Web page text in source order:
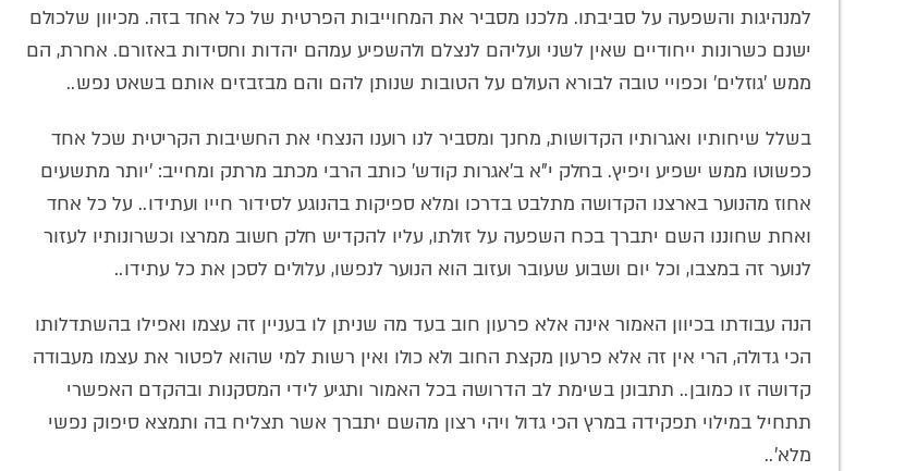
למנהיגות והשפעה על סביבתו. מלכנו מסביר את המחוייבות הפרטית של כל אחד בזה. מכיוון שלכולם
ישנם כשרונות ייחודיים שאין לשני ועליהם לנצלם ולהשפיע עמהם יהדות וחסידות באזורם. אחרת, הם
ממש 'גוזלים' וכפויי טובה לבורא העולם על הטובות שנותן להם והם מבזבזים אותם בשאט נפש..
בשלל שיחותיו ואגרותיו הקדושות, מחנך ומסביר לנו רוענו הנצחי את החשיבות הקריטית שכל אחד
כפשוטו ממש ישפיע ויפיץ. בחלק י"א ב'אגרות קודש' כותב הרבי מכתב מרתק ומחייב: 'יותר מתשעים
אחוז מהנוער בארצנו הקדושה מתלבט בדרכו ומלא ספיקות בהנוגע לסידור חייו ועתידו.. על כל אחד
ואחת שחוננו השם יתברך בכח השפעה על זולתו, עליו להקדיש חלק חשוב ממרצו וכשרונותיו לעזור
לנוער זה במצבו, וכל יום ושבוע שעובר ועזוב הוא הנוער לנפשו, עלולים לסכן את כל עתידו..
הנה עבודתו בכיוון האמור אינה אלא פרעון חוב בעד מה שניתן לו בעניין זה עצמו ואפילו בהשתדלותו
הכי גדולה, הרי אין זה אלא פרעון מקצת החוב ולא כולו ואין רשות למי שהוא לפטור את עצמו מעבודה
קדושה זו כמובן.. תתבונן בשימת לב הדרושה בכל האמור ותגיע לידי המסקנות ובהקדם האפשרי
תתחיל במילוי תפקידה במרץ הכי גדול ויהי רצון מהשם יתברך אשר תצליח בה ותמצא סיפוק נפשי
מלא'..